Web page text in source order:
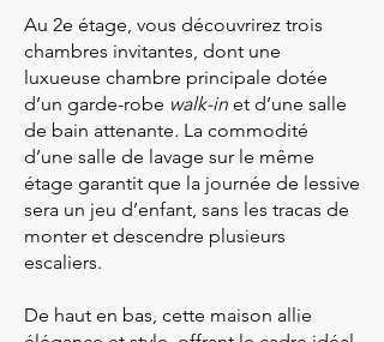
Au 2e étage, vous découvrirez trois
chambres invitantes, dont une
luxueuse chambre principale dotée
d’un garde-robe walk-in et d’une salle
de bain attenante. La commodité
d’une salle de lavage sur le même
étage garantit que la journée de lessive
sera un jeu d’enfant, sans les tracas de
monter et descendre plusieurs
escaliers.
De haut en bas, cette maison allie